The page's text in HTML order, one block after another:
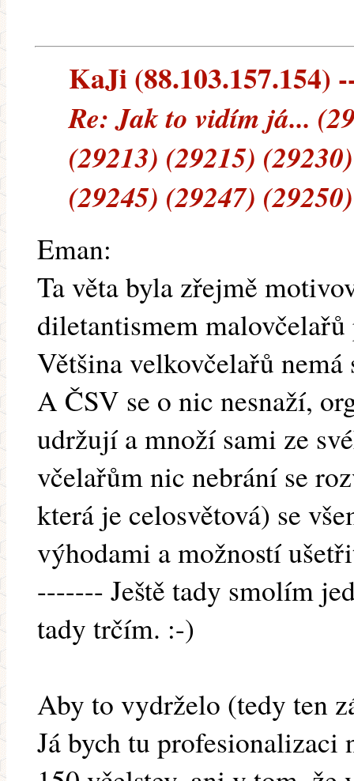
KaJi (88.103.157.154)
Re: Jak to vidím já...
(29213) (29215)
(29245) (29247) (29250)
Eman:
Ta věta byla zřejmě
diletantismem
Většina velkovčelařů
A ČSV se o nic nesnaží,
udržují a množí sami ze
včelařům nic nebrání se
která je celosvětová) se
výhodami a možností
------- Ještě tady smolím
tady trčím. :-)
Aby to vydrželo (tedy ten
Já bych tu